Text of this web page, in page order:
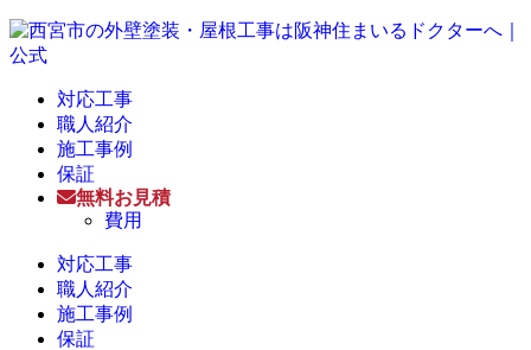
対応工事
職人紹介
施工事例
保証
無料お見積
費用
対応工事
職人紹介
施工事例
保証